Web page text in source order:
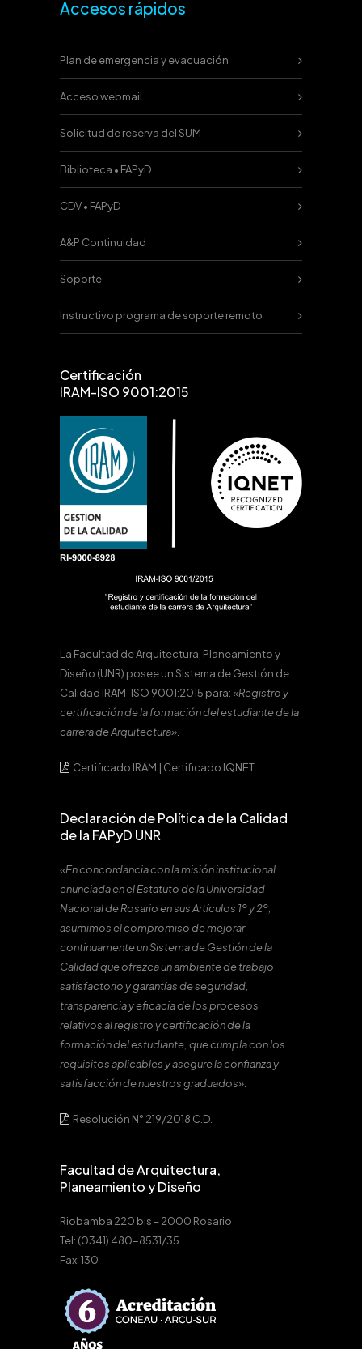
Accesos rápidos
Plan de emergencia y evacuación
Acceso webmail
Solicitud de reserva del SUM
Biblioteca • FAPyD
CDV • FAPyD
A&P Continuidad
Soporte
Instructivo programa de soporte remoto
Certificación
IRAM-ISO 9001:2015
La Facultad de Arquitectura, Planeamiento y
Diseño (UNR) posee un Sistema de Gestión de
Calidad IRAM-ISO 9001:2015 para:«Registro y
certificación de la formación del estudiante de la
carrera de Arquitectura».
Certificado IRAM | Certificado IQNET
Declaración de Política de la Calidad
de la FAPyD UNR
«En concordancia con la misión institucional
enunciada en el Estatuto de la Universidad
Nacional de Rosario en sus Artículos 1º y 2º,
asumimos el compromiso de mejorar
continuamente un Sistema de Gestión de la
Calidad que ofrezca un ambiente de trabajo
satisfactorio y garantías de seguridad,
transparencia y eficacia de los procesos
relativos al registro y certificación de la
formación del estudiante, que cumpla con los
requisitos aplicables y asegure la confianza y
satisfacción de nuestros graduados».
Resolución N° 219/2018 C.D.
Facultad de Arquitectura,
Planeamiento y Diseño
Riobamba 220 bis – 2000 Rosario
Tel: (0341) 480-8531/35
Fax: 130